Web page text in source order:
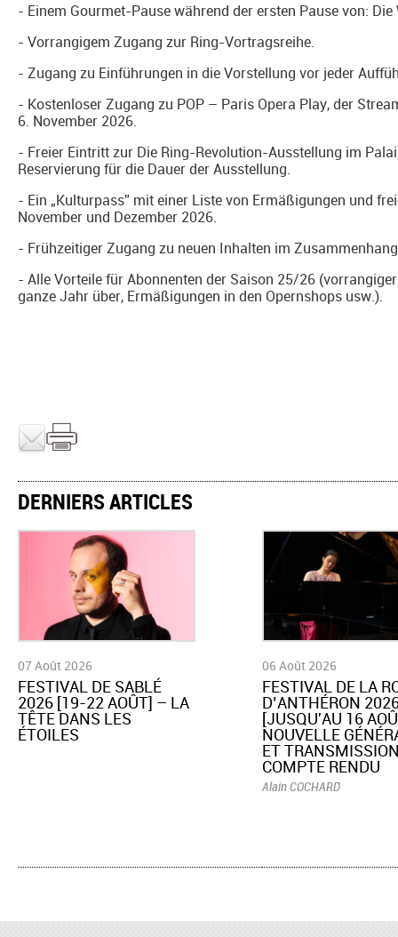
- Einem Gourmet-Pause während der ersten Pause von:
- Vorrangigem Zugang zur Ring-Vortragsreihe.
- Zugang zu Einführungen in die Vorstellung vor jeder
- Kostenloser Zugang zu POP – Paris Opera Play, der
6. November 2026.
- Freier Eintritt zur Die Ring-Revolution-Ausstellung im
Reservierung für die Dauer der Ausstellung.
- Ein „Kulturpass” mit einer Liste von Ermäßigungen und
November und Dezember 2026.
- Frühzeitiger Zugang zu neuen Inhalten im
- Alle Vorteile für Abonnenten der Saison 25/26
ganze Jahr über, Ermäßigungen in den Opernshops usw.).
DERNIERS ARTICLES
07 Août 2026
​FESTIVAL DE SABLÉ
2026 [19-22 AOÛT] – LA
TÊTE DANS LES
ÉTOILES
06 Août 2026
​FESTIVAL DE LA
D’ANTHÉRON
[JUSQU'AU 16
NOUVELLE
ET
COMPTE RENDU
Alain COCHARD